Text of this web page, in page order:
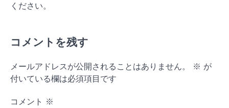
ください。
コメントを残す
メールアドレスが公開されることはありません。 ※ が
付いている欄は必須項目です
コメント ※